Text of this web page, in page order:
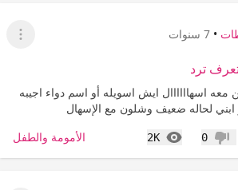
• 7 سنوات
عرض
تعرف ترد
معه اسهاااااال ايش اسويله أو اسم دواء اجيبه
ابني لحاله ضعيف وشلون مع الإسهال
عدم إعجاب
0
2K
المشاهدات الأمومة والطفل